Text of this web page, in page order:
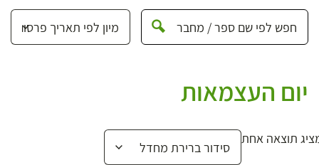
יום העצמאות
תוצאה אחת